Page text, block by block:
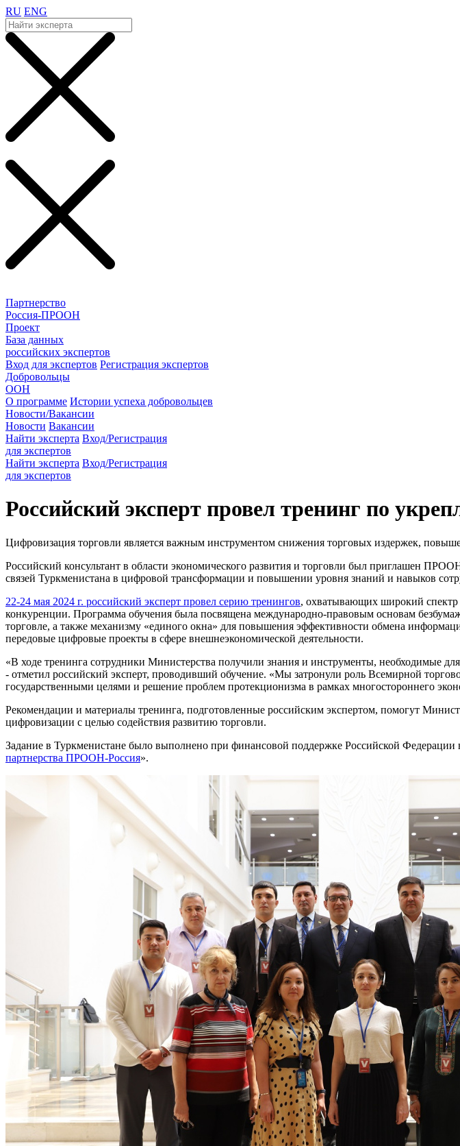
RU ENG
Партнерство
Россия-ПРООН
Проект
База данных
российских экспертов
Вход для экспертов Регистрация экспертов
Добровольцы
ООН
О программе Истории успеха добровольцев
Новости/Вакансии
Новости Вакансии
Найти эксперта Вход/Регистрация
для экспертов
Найти эксперта Вход/Регистрация
для экспертов
Российский эксперт провел тренинг по
Цифровизация торговли является важным инструментом снижения торговых издержек,
Российский консультант в области экономического развития и торговли был приглашен
связей Туркменистана в цифровой трансформации и повышении уровня знаний и навыков
22-24 мая 2024 г. российский эксперт провел серию тренингов, охватывающих широкий спектр
конкуренции. Программа обучения была посвящена международно-правовым основам
торговле, а также механизму «единого окна» для повышения эффективности обмена
передовые цифровые проекты в сфере внешнеэкономической деятельности.
«В ходе тренинга сотрудники Министерства получили знания и инструменты, необходимые
- отметил российский эксперт, проводивший обучение. «Мы затронули роль Всемирной
государственными целями и решение проблем протекционизма в рамках многостороннего
Рекомендации и материалы тренинга, подготовленные российским экспертом, помогут
цифровизации с целью содействия развитию торговли.
Задание в Туркменистане было выполнено при финансовой поддержке Российской Федерации
партнерства ПРООН-Россия».